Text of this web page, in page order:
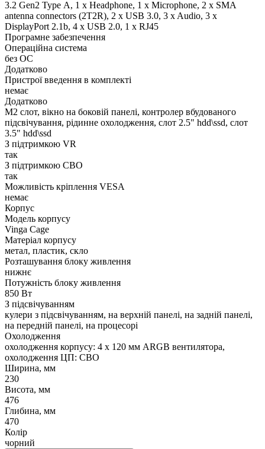
3.2 Gen2 Type А, 1 x Нeadphone, 1 х Microphone, 2 x SMA
antenna connectors (2T2R), 2 x USB 3.0, 3 x Audio, 3 x
DisplayPort 2.1b, 4 x USB 2.0, 1 x RJ45
Програмне забезпечення
Операційна система
без ОС
Додатково
Пристрої введення в комплекті
немає
Додатково
M2 слот, вікно на боковій панелі, контролер вбудованого
підсвічування, рідинне охолодження, слот 2.5" hdd\ssd, слот
3.5" hdd\ssd
З підтримкою VR
так
З підтримкою СВО
так
Можливість кріплення VESA
немає
Корпус
Модель корпусу
Vinga Cage
Матеріал корпусу
метал, пластик, скло
Розташування блоку живлення
нижнє
Потужність блоку живлення
850 Вт
З підсвічуванням
кулери з підсвічуванням, на верхній панелі, на задній панелі,
на передній панелі, на процесорі
Охолодження
охолодження корпусу: 4 x 120 мм ARGB вентилятора,
охолодження ЦП: СВО
Ширина, мм
230
Висота, мм
476
Глибина, мм
470
Колір
чорний